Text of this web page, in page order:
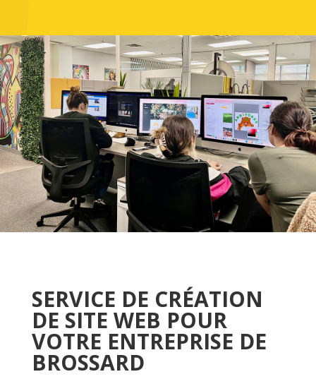
SERVICE DE CRÉATION
DE SITE WEB POUR
VOTRE ENTREPRISE DE
BROSSARD